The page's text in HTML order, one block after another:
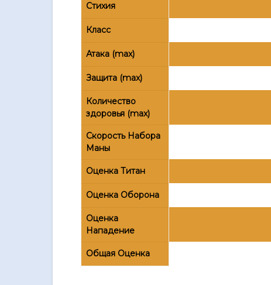
Стихия
Класс
Атака (max)
Защита (max)
Количество
здоровья (max)
Скорость Набора
Маны
Оценка Титан
Оценка Оборона
Оценка
Нападение
Общая Оценка